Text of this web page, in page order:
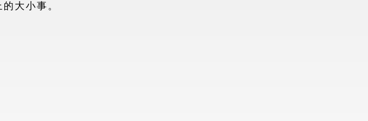
大小事。